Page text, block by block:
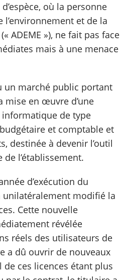
où la personne
l’environnement et de la
ADEME »), ne fait pas face
mais à une menace
un marché public portant
mise en œuvre d’une
de type
et comptable et
destinée à devenir l’outil
l’établissement.
d’exécution du
unilatéralement modifié la
Cette nouvelle
révélée
réels des utilisateurs de
a dû ouvrir de nouveaux
de ces licences étant plus